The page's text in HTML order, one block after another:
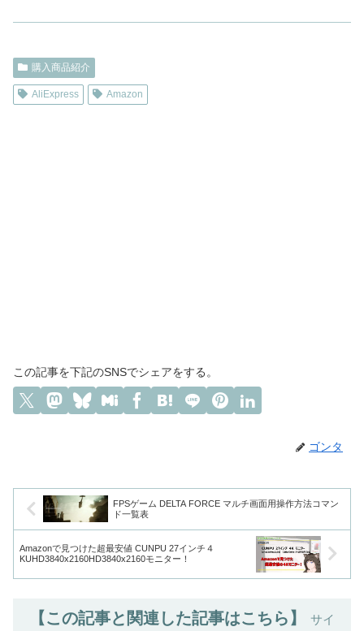
購入商品紹介
AliExpress Amazon
この記事を下記のSNSでシェアをする。
ゴンタ
FPSゲーム DELTA FORCE マルチ画面用操作方法コマン
ド一覧表
Amazonで見つけた超最安値 CUNPU 27インチ４
KUHD3840x2160HD3840x2160モニター！
【この記事と関連した記事はこちら】 サイ